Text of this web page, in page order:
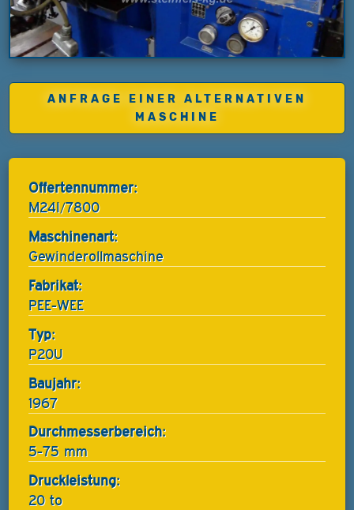
ANFRAGE EINER ALTERNATIVEN
MASCHINE
Offertennummer:
M24I/7800
Maschinenart:
Gewinderollmaschine
Fabrikat:
PEE-WEE
Typ:
P20U
Baujahr:
1967
Durchmesserbereich:
5-75 mm
Druckleistung:
20 to